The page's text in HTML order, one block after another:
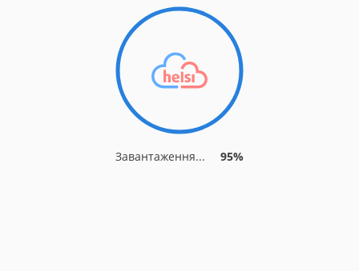
Завантаження... 95%